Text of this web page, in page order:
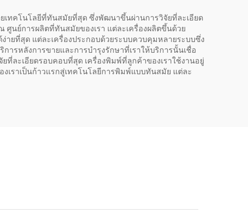
เทคโนโลยีที่ทันสมัยที่สุด ซึ่งพัฒนาขึ้นผ่านการวิจัยที่ละเอียด
นย์การผลิตที่ทันสมัยของเรา แต่ละเครื่องผลิตขึ้นด้วย
ยที่สุด แต่ละเครื่องประกอบด้วยระบบควบคุมหลายระบบซึ่ง
ารหลังการขายและการบำรุงรักษาที่เราให้บริการนั้นเชื่อ
ละเอียดรอบคอบที่สุด เครื่องพิมพ์ที่ลูกค้าของเราใช้งานอยู่
ราเป็นก้าวแรกสู่เทคโนโลยีการพิมพ์แบบทันสมัย แต่ละ